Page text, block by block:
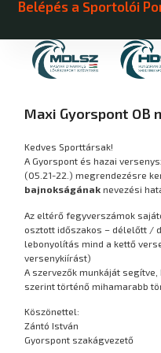
Belépés a Sportolói
Maxi Gyorspont OB
Kedves Sporttársak!
A Gyorspont és hazai
(05.21-22.) megrendezésre
bajnokságánaknevezési
Az eltérő fegyverszámok
osztott időszakos – délelőtt /
lebonyolítás mind a kettő
versenykiírást)
A szervezők munkáját
szerint történő mihamarabb
Köszönettel:
Zántó István
Gyorspont szakágvezető